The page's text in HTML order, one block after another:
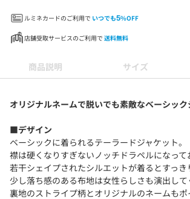
ルミネカードのご利用で いつでも5%OFF
店舗受取サービスのご利用で 送料無料
商品説明 サイズ
オリジナルネームで脱いでも素敵なベーシック
■デザイン
ベーシックに着られるテーラードジャケット。
襟は硬くなりすぎないノッチドラペルになっ
若干シェイプされたシルエットが着るとすっき
少し落ち感のある布地は女性らしさも演出して
裏地のストライプ柄とオリジナルのネームもポ